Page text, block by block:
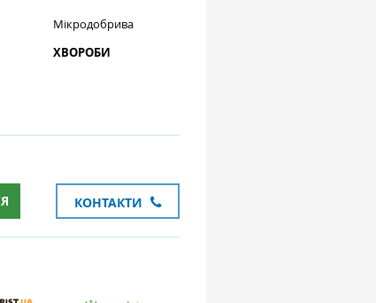
Мікродобрива
ХВОРОБИ
КОНТАКТИ